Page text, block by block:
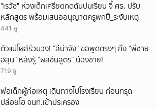
"เรวัช" ห่วงเด็กเครียดกดดันปมเรียน จี้ ศธ. ปรับ
หลักสูตร พร้อมเสนออนุญาตครูพกปื_ระงับเหตุ
441 ดู
ตัวแม่โผล่ร่วมวง! “ลีน่าจัง” ขอพูดตรงๆ ถึง “พี่ชาย
ฮลุน” หลังรู้ “ผลชันสูตร” น้องชาย!
719 ดู
พ่อเด็กผู้ก่อเหตุ เดินทางไปโรงเรียน ก่อนทรุด
ปล่อยโฮ จนท.เข้าประครอง